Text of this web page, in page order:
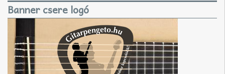
Banner csere logó